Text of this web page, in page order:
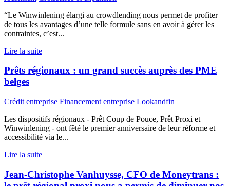
“Le Winwinlening élargi au crowdlending nous permet de profiter
de tous les avantages d’une telle formule sans en avoir à gérer les
contraintes, c’est...
Lire la suite
Prêts régionaux : un grand succès auprès des PME
belges
Crédit entreprise Financement entreprise Lookandfin
Les dispositifs régionaux - Prêt Coup de Pouce, Prêt Proxi et
Winwinlening - ont fêté le premier anniversaire de leur réforme et
accessibilité via le...
Lire la suite
Jean-Christophe Vanhuysse, CFO de Moneytrans :